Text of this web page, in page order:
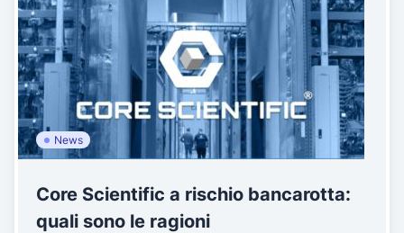
News
Core Scientific a rischio bancarotta:
quali sono le ragioni